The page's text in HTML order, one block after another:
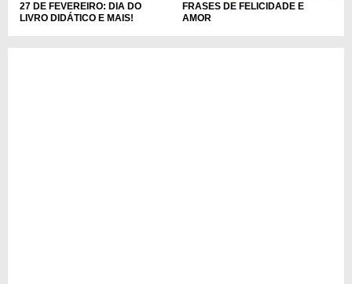
27 DE FEVEREIRO: DIA DO
LIVRO DIDÁTICO E MAIS!
FRASES DE FELICIDADE E
AMOR